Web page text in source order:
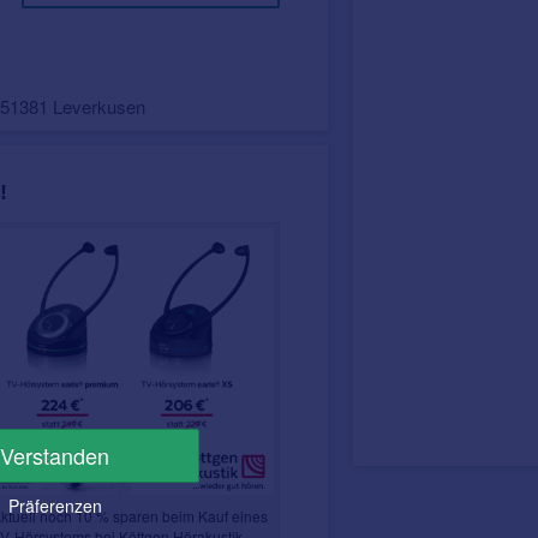
Leverkusen
noch 10 % sparen beim Kauf eines
Verstanden
Präferenzen